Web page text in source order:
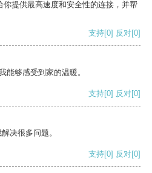
提供最高速度和安全性的连接，并帮
支持[0] 反对[0]
能够感受到家的温暖。
支持[0] 反对[0]
决很多问题。
支持[0] 反对[0]